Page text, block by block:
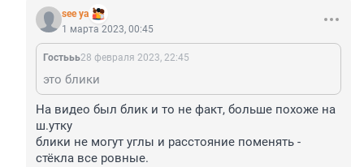
see ya
1 марта 2023, 00:45
Гостььь28 февраля 2023, 22:45
это блики
На видео был блик и то не факт, больше похоже на
ш.утку
блики не могут углы и расстояние поменять -
стёкла все ровные.